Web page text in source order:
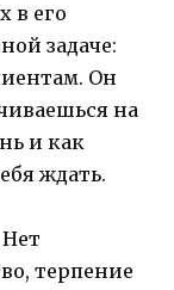
в его
задаче:
Он
на
и как
ждать.
терпение